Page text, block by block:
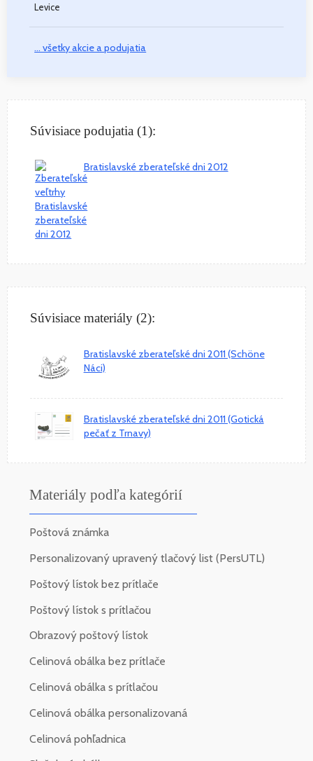
Levice
... všetky akcie a podujatia
Súvisiace podujatia (1):
Bratislavské zberateľské dni 2012
Súvisiace materiály (2):
Bratislavské zberateľské dni 2011 (Schöne
Náci)
Bratislavské zberateľské dni 2011 (Gotická
pečať z Trnavy)
Materiály podľa kategórií
Poštová známka
Personalizovaný upravený tlačový list (PersUTL)
Poštový lístok bez prítlače
Poštový lístok s prítlačou
Obrazový poštový lístok
Celinová obálka bez prítlače
Celinová obálka s prítlačou
Celinová obálka personalizovaná
Celinová pohľadnica